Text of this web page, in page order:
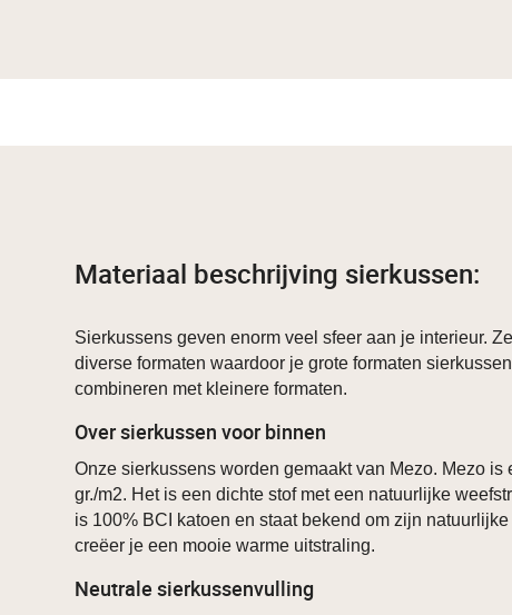
Materiaal beschrijving sierkussen:
Sierkussens geven enorm veel sfeer aan je interieur.
diverse formaten waardoor je grote formaten
combineren met kleinere formaten.
Over sierkussen voor binnen
Onze sierkussens worden gemaakt van Mezo. Mezo is
gr./m2. Het is een dichte stof met een natuurlijke
is 100% BCI katoen en staat bekend om zijn
creëer je een mooie warme uitstraling.
Neutrale sierkussenvulling